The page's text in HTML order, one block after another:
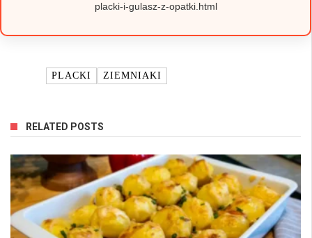
placki-i-gulasz-z-opatki.html
PLACKI ZIEMNIAKI
RELATED POSTS